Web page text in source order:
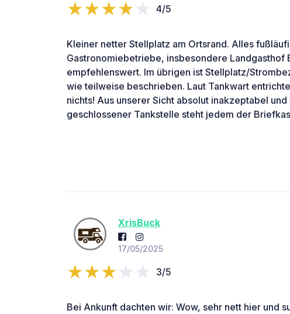
4/5
Kleiner netter Stellplatz am Ortsrand. Alles
Gastronomiebetriebe, insbesondere Landgasthof
empfehlenswert. Im übrigen ist Stellplatz/
wie teilweise beschrieben. Laut Tankwart
nichts! Aus unserer Sicht absolut inakzeptabel
geschlossener Tankstelle steht jedem der
XrisBuck
17/05/2025
3/5
Bei Ankunft dachten wir: Wow, sehr nett hier und